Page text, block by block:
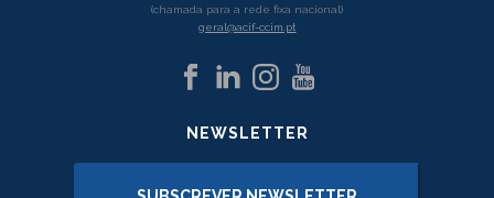
(chamada para a rede fixa nacional)
geral@acif-ccim.pt
NEWSLETTER